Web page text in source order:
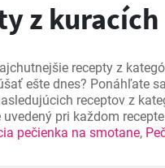
z
recepty z
ešte dnes? Ponáhľate
receptov z
pri každom
pečienka na smotane,